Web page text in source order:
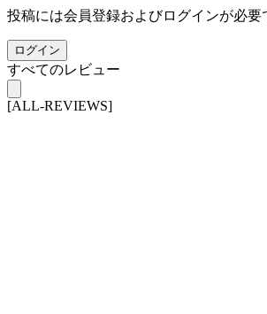
投稿には会員登録およびログインが必要
ログイン
すべてのレビュー
[ALL-REVIEWS]